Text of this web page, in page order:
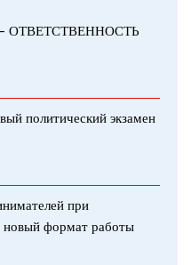
ОТВЕТСТВЕННОСТЬ
политический экзамен
при
новый формат работы